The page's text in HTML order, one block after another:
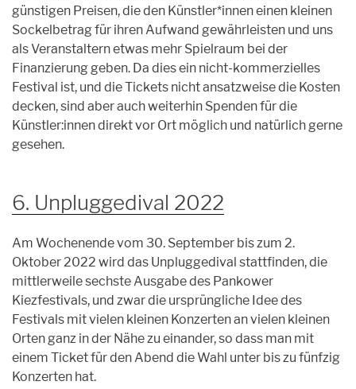
günstigen Preisen, die den Künstler*innen einen kleinen
Sockelbetrag für ihren Aufwand gewährleisten und uns
als Veranstaltern etwas mehr Spielraum bei der
Finanzierung geben. Da dies ein nicht-kommerzielles
Festival ist, und die Tickets nicht ansatzweise die Kosten
decken, sind aber auch weiterhin Spenden für die
Künstler:innen direkt vor Ort möglich und natürlich gerne
gesehen.
6. Unpluggedival 2022
Am Wochenende vom 30. September bis zum 2.
Oktober 2022 wird das Unpluggedival stattfinden, die
mittlerweile sechste Ausgabe des Pankower
Kiezfestivals, und zwar die ursprüngliche Idee des
Festivals mit vielen kleinen Konzerten an vielen kleinen
Orten ganz in der Nähe zu einander, so dass man mit
einem Ticket für den Abend die Wahl unter bis zu fünfzig
Konzerten hat.